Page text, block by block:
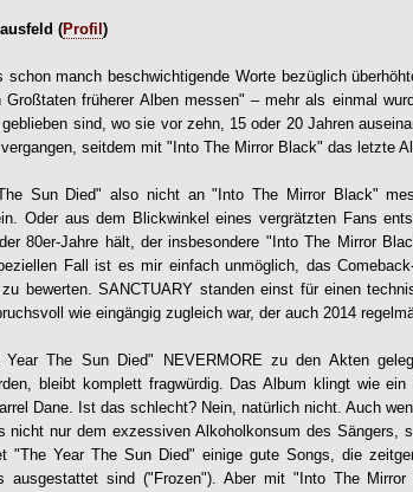
(Profil )
manch beschwichtigende Worte bezüglich
früherer Alben messen" – mehr als einmal
sind, wo sie vor zehn, 15 oder 20 Jahren
seitdem mit "Into The Mirror Black" das letzte
Sun Died" also nicht an "Into The Mirror Black"
Oder aus dem Blickwinkel eines vergrätzten Fans
80er-Jahre hält, der insbesondere "Into The Mirror
Fall ist es mir einfach unmöglich, das
bewerten. SANCTUARY standen einst für einen
wie eingängig zugleich war, der auch 2014
The Sun Died" NEVERMORE zu den Akten
bleibt komplett fragwürdig. Das Album klingt wie
Dane. Ist das schlecht? Nein, natürlich nicht. Auch
nicht nur dem exzessiven Alkoholkonsum des Sängers,
"The Year The Sun Died" einige gute Songs, die
ausgestattet sind ("Frozen"). Aber mit "Into The